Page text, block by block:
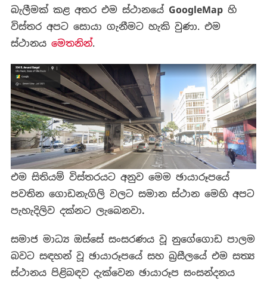
බැලීමක් කළ අතර එම ස්ථානයේ GoogleMap හි
විස්තර අපට සොයා ගැනීමට හැකි වුණා. එම
ස්ථානය මෙතනින්.
එම සිතියම් විස්තරයට අනුව මෙම ඡායාරූපයේ
පවතින ගොඩනැගිලි වලට සමාන ස්ථාන මෙහි අපට
පැහැදිලිව දක්නට ලැබෙනවා.
සමාජ මාධ්‍ය ඔස්සේ සංසරණය වූ නුගේගොඩ පාලම
බවට සඳහන් වූ ඡායාරූපයේ සහ බ්‍රසීලයේ එම සත්‍ය
ස්ථානය පිළිබඳව දැක්වෙන ඡායාරූප සංසන්දනය